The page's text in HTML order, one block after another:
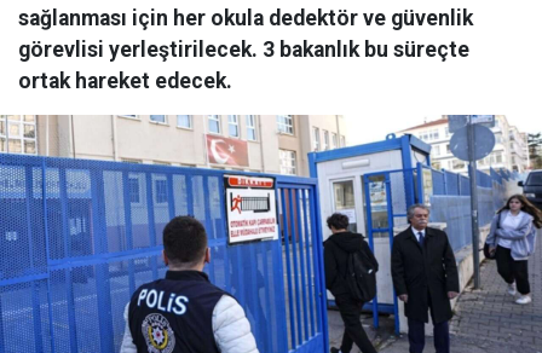
sağlanması için her okula dedektör ve güvenlik
görevlisi yerleştirilecek. 3 bakanlık bu süreçte
ortak hareket edecek.